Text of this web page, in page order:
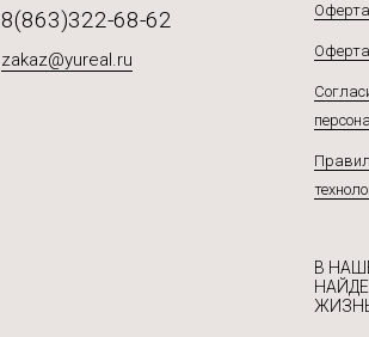
8(863)322-68-62
zakaz@yureal.ru
В